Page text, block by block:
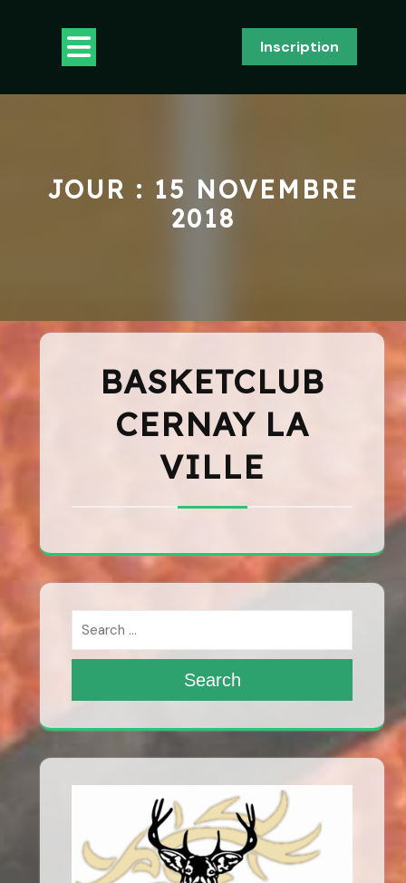
Button
Inscription
JOUR : 15 NOVEMBRE
2018
BASKETCLUB
CERNAY LA
VILLE
Search